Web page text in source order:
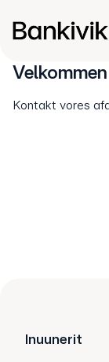
Kontakt vores
Inuunerit